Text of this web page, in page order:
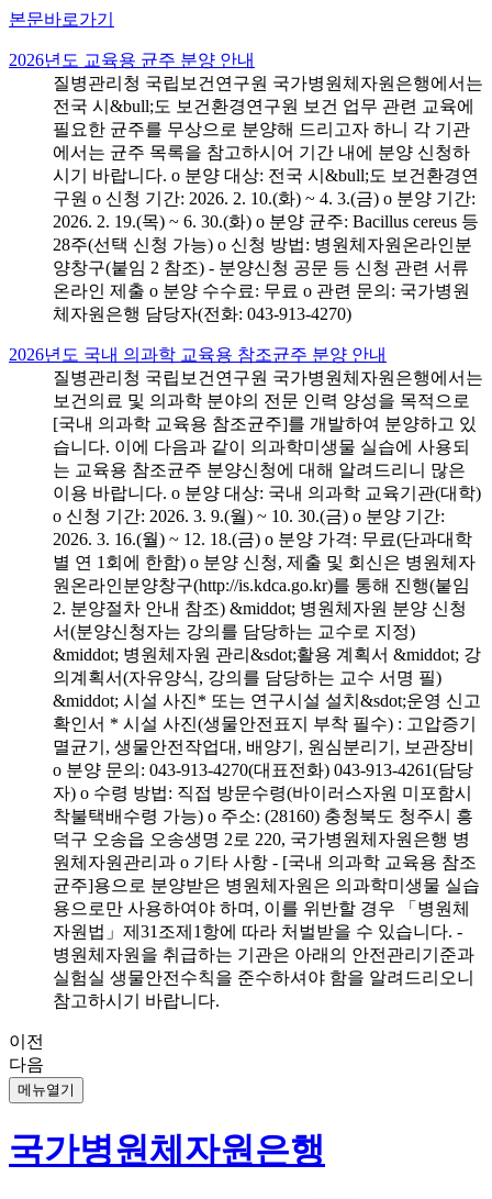
본문바로가기
2026년도 교육용 균주 분양 안내
질병관리청 국립보건연구원 국가병원체자원은행에서는
전국 시&bull;도 보건환경연구원 보건 업무 관련 교육에
필요한 균주를 무상으로 분양해 드리고자 하니 각 기관
에서는 균주 목록을 참고하시어 기간 내에 분양 신청하
시기 바랍니다. o 분양 대상: 전국 시&bull;도 보건환경연
구원 o 신청 기간: 2026. 2. 10.(화) ~ 4. 3.(금) o 분양 기간:
2026. 2. 19.(목) ~ 6. 30.(화) o 분양 균주: Bacillus cereus 등
28주(선택 신청 가능) o 신청 방법: 병원체자원온라인분
양창구(붙임 2 참조) - 분양신청 공문 등 신청 관련 서류
온라인 제출 o 분양 수수료: 무료 o 관련 문의: 국가병원
체자원은행 담당자(전화: 043-913-4270)
2026년도 국내 의과학 교육용 참조균주 분양 안내
질병관리청 국립보건연구원 국가병원체자원은행에서는
보건의료 및 의과학 분야의 전문 인력 양성을 목적으로
[국내 의과학 교육용 참조균주]를 개발하여 분양하고 있
습니다. 이에 다음과 같이 의과학미생물 실습에 사용되
는 교육용 참조균주 분양신청에 대해 알려드리니 많은
이용 바랍니다. o 분양 대상: 국내 의과학 교육기관(대학)
o 신청 기간: 2026. 3. 9.(월) ~ 10. 30.(금) o 분양 기간:
2026. 3. 16.(월) ~ 12. 18.(금) o 분양 가격: 무료(단과대학
별 연 1회에 한함) o 분양 신청, 제출 및 회신은 병원체자
원온라인분양창구(http://is.kdca.go.kr)를 통해 진행(붙임
2. 분양절차 안내 참조) &middot; 병원체자원 분양 신청
서(분양신청자는 강의를 담당하는 교수로 지정)
&middot; 병원체자원 관리&sdot;활용 계획서 &middot; 강
의계획서(자유양식, 강의를 담당하는 교수 서명 필)
&middot; 시설 사진* 또는 연구시설 설치&sdot;운영 신고
확인서 * 시설 사진(생물안전표지 부착 필수) : 고압증기
멸균기, 생물안전작업대, 배양기, 원심분리기, 보관장비
o 분양 문의: 043-913-4270(대표전화) 043-913-4261(담당
자) o 수령 방법: 직접 방문수령(바이러스자원 미포함시
착불택배수령 가능) o 주소: (28160) 충청북도 청주시 흥
덕구 오송읍 오송생명 2로 220, 국가병원체자원은행 병
원체자원관리과 o 기타 사항 - [국내 의과학 교육용 참조
균주]용으로 분양받은 병원체자원은 의과학미생물 실습
용으로만 사용하여야 하며, 이를 위반할 경우 「병원체
자원법」제31조제1항에 따라 처벌받을 수 있습니다. -
병원체자원을 취급하는 기관은 아래의 안전관리기준과
실험실 생물안전수칙을 준수하셔야 함을 알려드리오니
참고하시기 바랍니다.
이전
다음
메뉴열기
국가병원체자원은행